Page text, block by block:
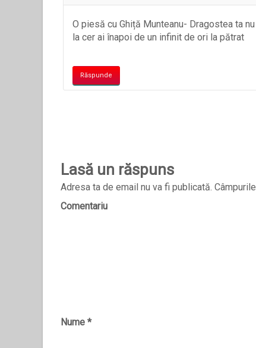
O piesă cu Ghiță Munteanu- Dragostea ta
la cer ai înapoi de un infinit de ori la pătrat
Răspunde
Lasă un răspuns
Adresa ta de email nu va fi publicată.
Comentariu
Nume *